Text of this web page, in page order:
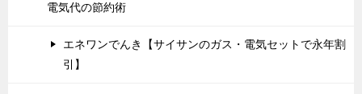
電気代の節約術
エネワンでんき【サイサンのガス・電気セットで永年割
引】